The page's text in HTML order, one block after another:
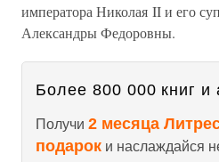
императора Николая II и его
Александры Федоровны.
Более 800 000 книг и
Получи 2 месяца
подарок и наслаждайся